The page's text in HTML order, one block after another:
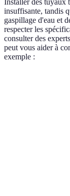
Installer des tuyaux
insuffisante, tandis
gaspillage d'eau et
respecter les
consulter des
peut vous aider à
exemple :